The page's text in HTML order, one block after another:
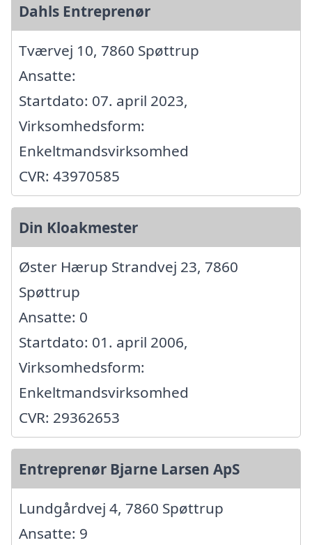
Dahls Entreprenør
Tværvej 10, 7860 Spøttrup
Ansatte:
Startdato: 07. april 2023,
Virksomhedsform:
Enkeltmandsvirksomhed
CVR: 43970585
Din Kloakmester
Øster Hærup Strandvej 23, 7860
Spøttrup
Ansatte: 0
Startdato: 01. april 2006,
Virksomhedsform:
Enkeltmandsvirksomhed
CVR: 29362653
Entreprenør Bjarne Larsen ApS
Lundgårdvej 4, 7860 Spøttrup
Ansatte: 9